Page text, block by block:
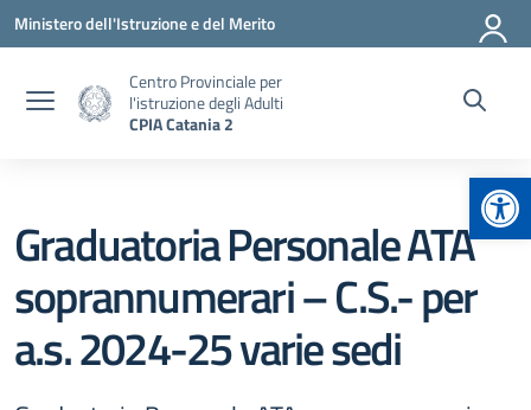
Vai ai contenuti
Vai al menu di navigazione
Vai al footer
Ministero dell'Istruzione e del Merito
Centro Provinciale per
l'istruzione degli Adulti
CPIA Catania 2
Graduatoria Personale ATA
soprannumerari – C.S.- per
a.s. 2024-25 varie sedi